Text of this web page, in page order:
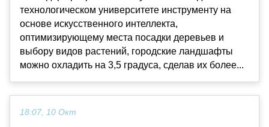
технологическом университете инструменту на
основе искусственного интеллекта,
оптимизирующему места посадки деревьев и
выбору видов растений, городские ландшафты
можно охладить на 3,5 градуса, сделав их более...
18:07, 10 Окт